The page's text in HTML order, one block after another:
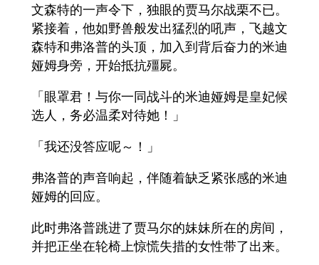
文森特的一声令下，独眼的贾马尔战栗不已。
紧接着，他如野兽般发出猛烈的吼声，飞越文
森特和弗洛普的头顶，加入到背后奋力的米迪
娅姆身旁，开始抵抗殭屍。
「眼罩君！与你一同战斗的米迪娅姆是皇妃候
选人，务必温柔对待她！」
「我还没答应呢～！」
弗洛普的声音响起，伴随着缺乏紧张感的米迪
娅姆的回应。
此时弗洛普跳进了贾马尔的妹妹所在的房间，
并把正坐在轮椅上惊慌失措的女性带了出来。